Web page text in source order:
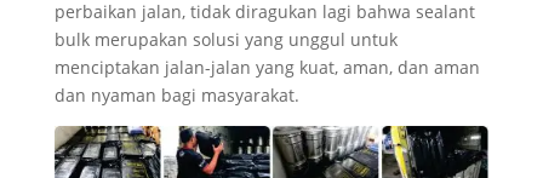
perbaikan jalan, tidak diragukan lagi bahwa sealant
bulk merupakan solusi yang unggul untuk
menciptakan jalan-jalan yang kuat, aman, dan aman
dan nyaman bagi masyarakat.